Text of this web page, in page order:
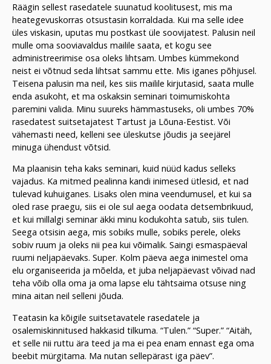
Räägin sellest rasedatele suunatud koolitusest, mis ma
heategevuskorras otsustasin korraldada. Kui ma selle idee
üles viskasin, uputas mu postkast üle soovijatest. Palusin neil
mulle oma sooviavaldus mailile saata, et kogu see
administreerimise osa oleks lihtsam. Umbes kümmekond
neist ei võtnud seda lihtsat sammu ette. Mis iganes põhjusel.
Teisena palusin ma neil, kes siis mailile kirjutasid, saata mulle
enda asukoht, et ma oskaksin seminari toimumiskohta
paremini valida. Minu suureks hämmastuseks, oli umbes 70%
rasedatest suitsetajatest Tartust ja Lõuna-Eestist. Või
vähemasti need, kelleni see üleskutse jõudis ja seejärel
minuga ühendust võtsid.
Ma plaanisin teha kaks seminari, kuid nüüd kadus selleks
vajadus. Ka mitmed pealinna kandi inimesed ütlesid, et nad
tulevad kuhuiganes. Lisaks olen mina veendumusel, et kui sa
oled rase praegu, siis ei ole sul aega oodata detsembrikuud,
et kui millalgi seminar äkki minu kodukohta satub, siis tulen.
Seega otsisin aega, mis sobiks mulle, sobiks perele, oleks
sobiv ruum ja oleks nii pea kui võimalik. Saingi esmaspäeval
ruumi neljapäevaks. Super. Kolm päeva aega inimestel oma
elu organiseerida ja mõelda, et juba neljapäevast võivad nad
teha võib olla oma ja oma lapse elu tähtsaima otsuse ning
mina aitan neil selleni jõuda.
Teatasin ka kõigile suitsetavatele rasedatele ja
osalemiskinnitused hakkasid tilkuma. “Tulen.” “Super.” “Aitäh,
et selle nii ruttu ära teed ja ma ei pea enam ennast ega oma
beebit mürgitama. Ma nutan sellepärast iga päev”.